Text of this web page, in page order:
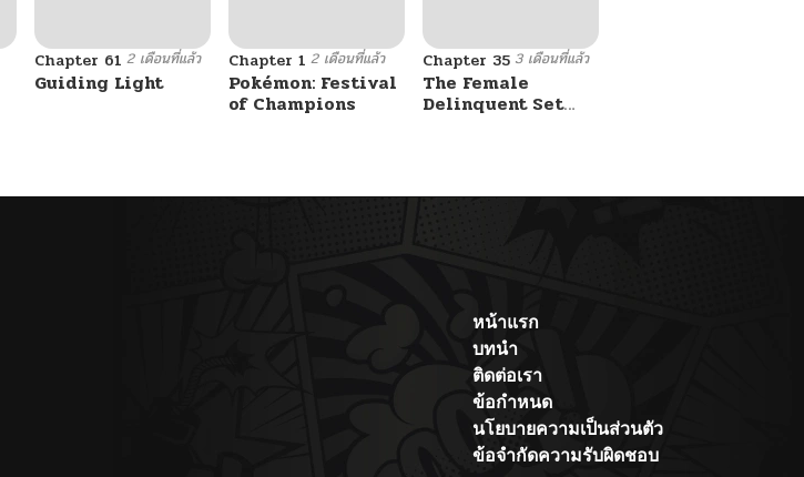
Chapter 61 2 เดือนที่แล้ว
Guiding Light
Chapter 1 2 เดือนที่แล้ว
Pokémon: Festival
of Champions
Chapter 35 3 เดือนที่แล้ว
The Female
Delinquent Set
หน้าแรก
บทนำ
ติดต่อเรา
ข้อกำหนด
นโยบายความเป็นส่วนตัว
ข้อจำกัดความรับผิดชอบ